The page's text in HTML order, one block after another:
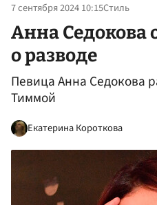
7 сентября 2024 10:15Стиль
Анна Седокова
о разводе
Певица Анна Седокова
Тиммой
Екатерина Короткова